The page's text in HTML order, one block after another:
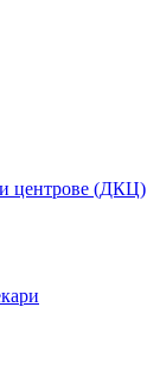
центрове (ДКЦ)